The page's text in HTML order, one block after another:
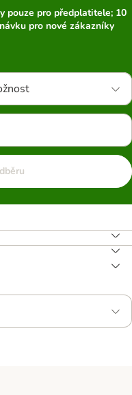
pouze pro předplatitele; 10
pro nové zákazníky